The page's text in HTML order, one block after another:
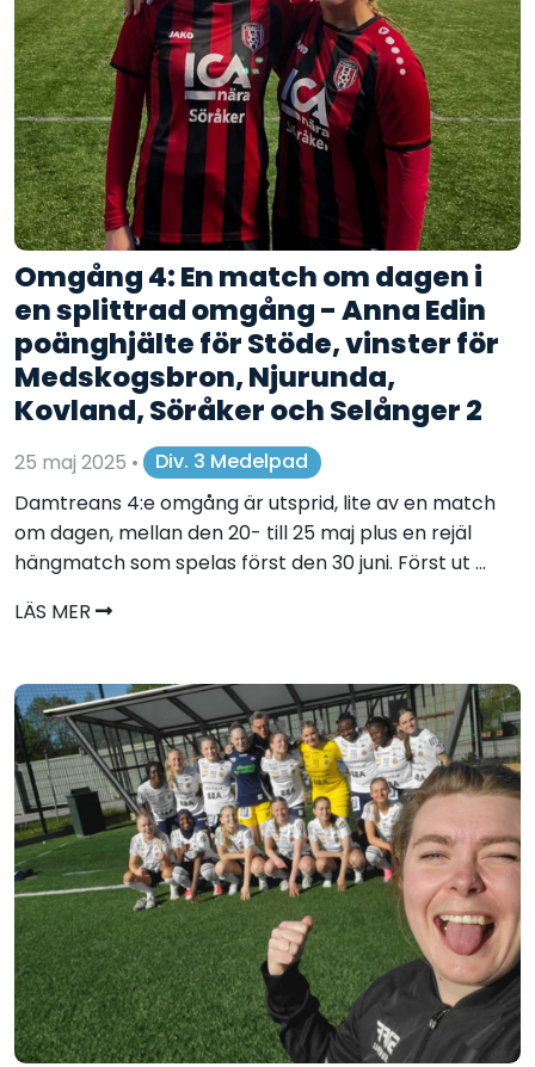
Omgång 4: En match om dagen i
en splittrad omgång - Anna Edin
poänghjälte för Stöde, vinster för
Medskogsbron, Njurunda,
Kovland, Söråker och Selånger 2
25 maj 2025 •
Div. 3 Medelpad
Damtreans 4:e omgång är utsprid, lite av en match
om dagen, mellan den 20- till 25 maj plus en rejäl
hängmatch som spelas först den 30 juni. Först ut ...
LÄS MER